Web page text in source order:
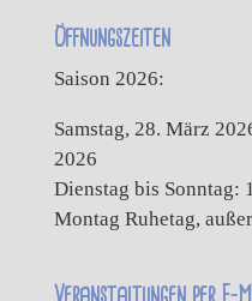
Öffnungszeiten
Saison 2026:
Samstag, 28. März
2026
Dienstag bis Sonntag:
Montag Ruhetag,